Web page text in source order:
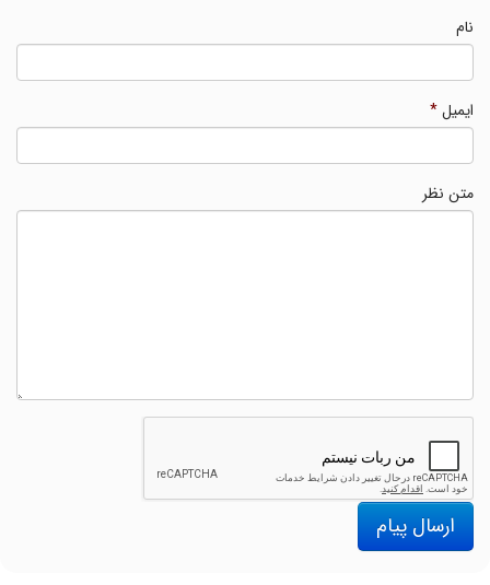
ایمیل*
متن نظر
ارسال پیام